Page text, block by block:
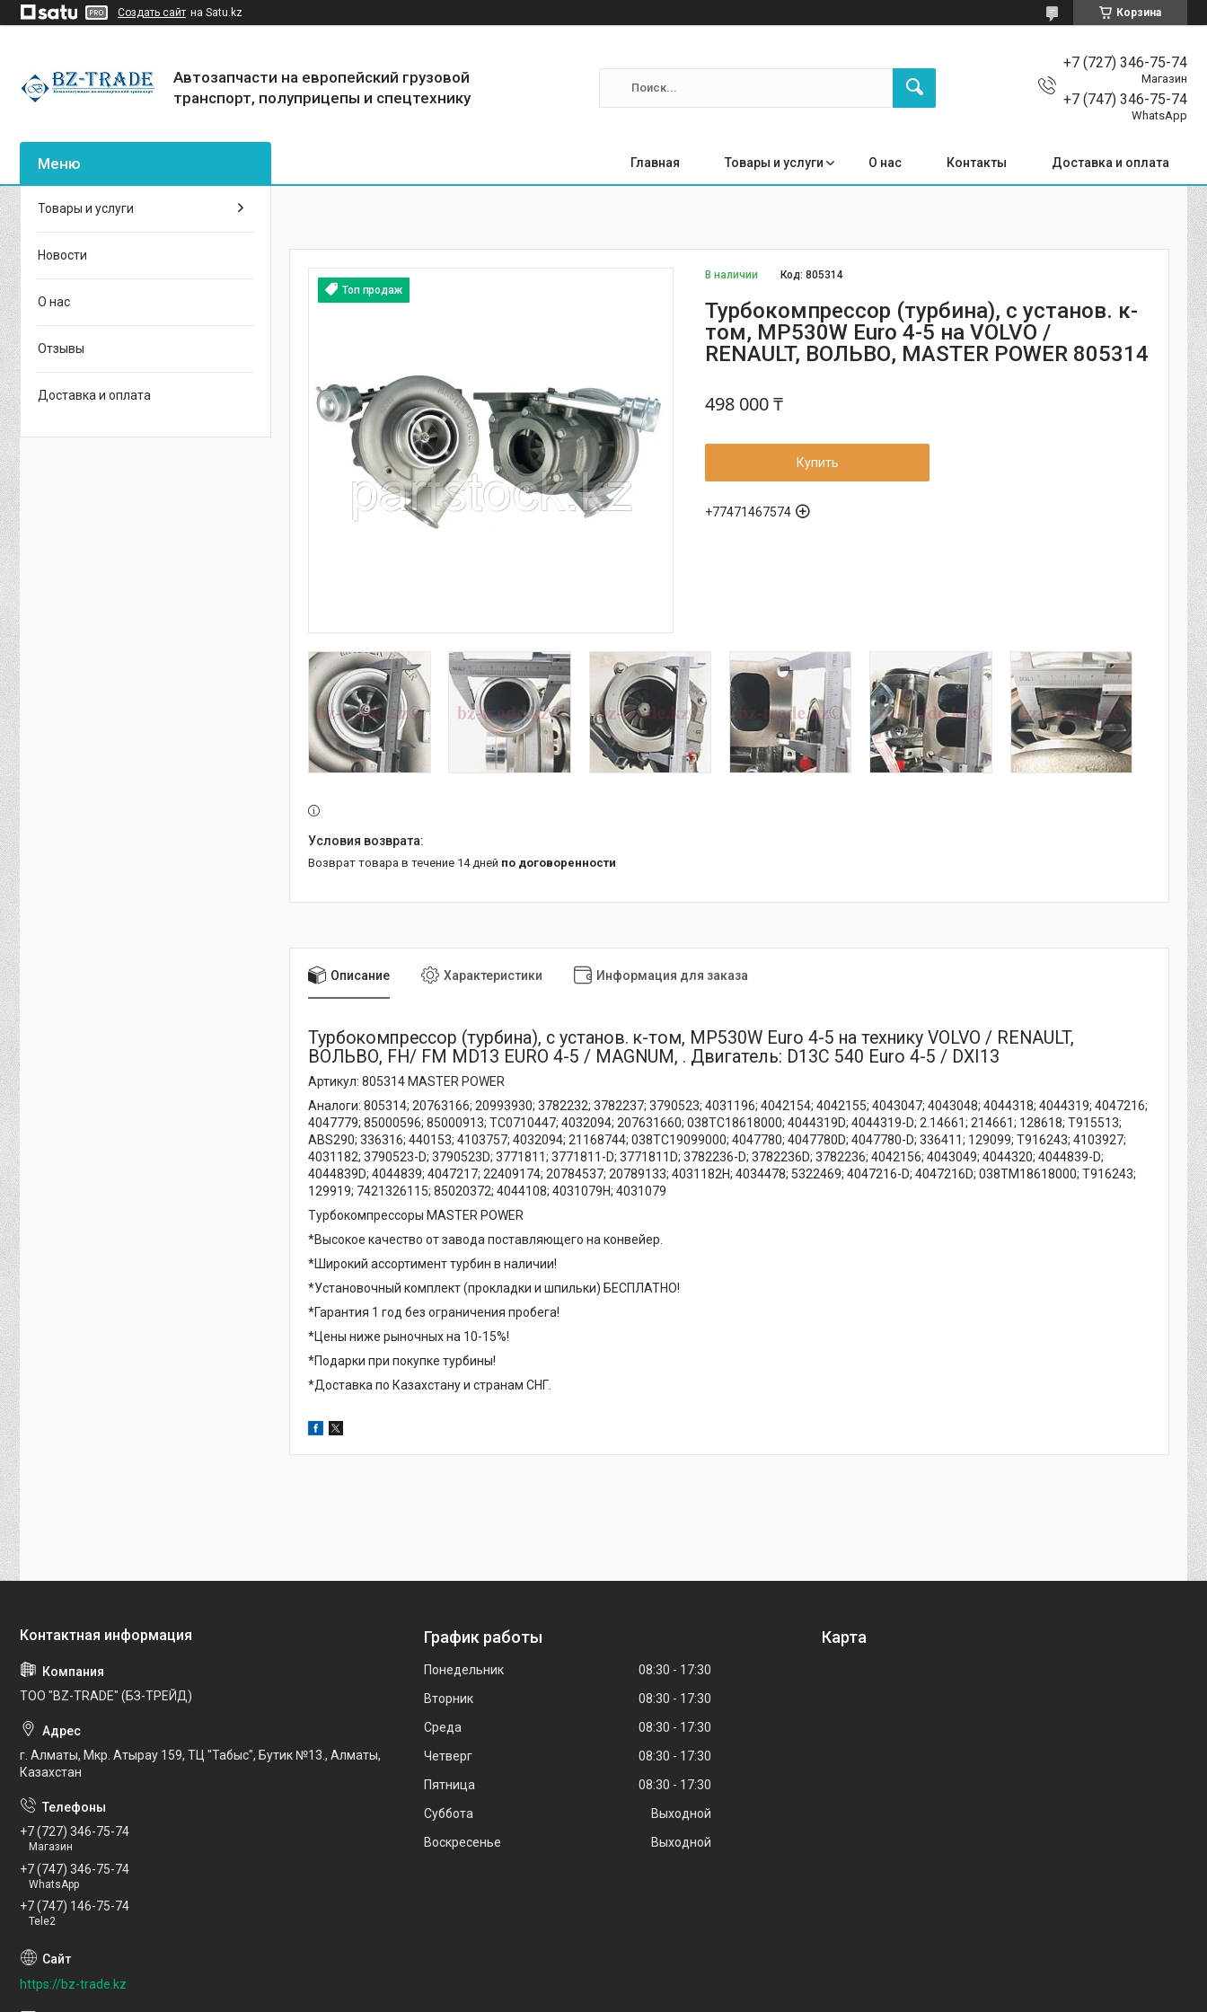
Создать сайт на Satu.kz Корзина
Автозапчасти на европейский грузовой
транспорт, полуприцепы и спецтехнику
+7 (727) 346-75-74
Магазин
+7 (747) 346-75-74
WhatsApp
Главная Товары и услуги О нас Контакты Доставка и оплата
Топ продаж
В наличии Код:805314
Турбокомпрессор (турбина), с установ. к-
том, MP530W Euro 4-5 на VOLVO /
RENAULT, ВОЛЬВО, MASTER POWER 805314
498 000 ₸
Купить
+77471467574
возврат товара в течение 14 дней по договоренности
Описание Характеристики Информация для заказа
Турбокомпрессор (турбина), с установ. к-том, MP530W Euro 4-5 на технику VOLVO / RENAULT,
ВОЛЬВО, FH/ FM MD13 EURO 4-5 / MAGNUM, . Двигатель: D13C 540 Euro 4-5 / DXI13
Артикул: 805314 MASTER POWER
Аналоги: 805314; 20763166; 20993930; 3782232; 3782237; 3790523; 4031196; 4042154; 4042155; 4043047; 4043048; 4044318; 4044319; 4047216;
4047779; 85000596; 85000913; TC0710447; 4032094; 207631660; 038TC18618000; 4044319D; 4044319-D; 2.14661; 214661; 128618; T915513;
ABS290; 336316; 440153; 4103757; 4032094; 21168744; 038TC19099000; 4047780; 4047780D; 4047780-D; 336411; 129099; T916243; 4103927;
4031182; 3790523-D; 3790523D; 3771811; 3771811-D; 3771811D; 3782236-D; 3782236D; 3782236; 4042156; 4043049; 4044320; 4044839-D;
4044839D; 4044839; 4047217; 22409174; 20784537; 20789133; 4031182H; 4034478; 5322469; 4047216-D; 4047216D; 038TM18618000; T916243;
129919; 7421326115; 85020372; 4044108; 4031079H; 4031079
Турбокомпрессоры MASTER POWER
*Высокое качество от завода поставляющего на конвейер.
*Широкий ассортимент турбин в наличии!
*Установочный комплект (прокладки и шпильки) БЕСПЛАТНО!
*Гарантия 1 год без ограничения пробега!
*Цены ниже рыночных на 10-15%!
*Подарки при покупке турбины!
*Доставка по Казахстану и странам СНГ.
Товары и услуги
Новости
О нас
Отзывы
Доставка и оплата
ТОО "BZ-TRADE" (БЗ-ТРЕЙД)
г. Алматы, Мкр. Атырау 159, ТЦ "Табыс", Бутик №13., Алматы,
Казахстан
+7 (727) 346-75-74
Магазин
+7 (747) 346-75-74
WhatsApp
+7 (747) 146-75-74
Tele2
https://bz-trade.kz
График работы
Понедельник 08:30
17:30
Вторник
08:30
17:30
Среда
08:30
17:30
Четверг
08:30
17:30
Пятница
08:30
17:30
Суббота
Выходной
Воскресенье
Выходной
Карта